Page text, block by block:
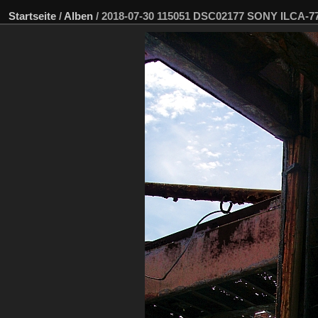
Startseite / Alben / 2018-07-30 115051 DSC02177 SONY ILCA-